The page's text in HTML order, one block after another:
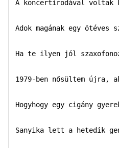
A koncertirodával voltak
Adok magának egy ötéves
Ha te ilyen jól
1979-ben nősültem újra,
Hogyhogy egy cigány
Sanyika lett a hetedik